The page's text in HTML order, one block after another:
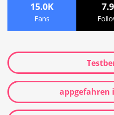
15.0K
Fans
appgefahren